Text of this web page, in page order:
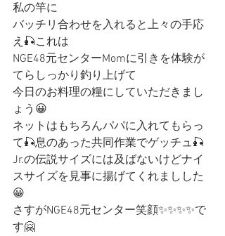
私の竿に
バッチリ合わせを入れると上々の手応
え🎣これは
NGE48元センターMomに引きを体験が
てらしっかり釣り上げて
今日のお料理の糧にしていただきまし
ょう😀
ネットはもちろんパパに入れてもらっ
て🎣息のあった共同作業でゲッチュ🎣
Jr.の伝説サイズには及ばないけどナイ
スサイズを見事に揚げてくれましした
😀
さすがNGE48元センター笑顔✨✨✨✨で
す🤗